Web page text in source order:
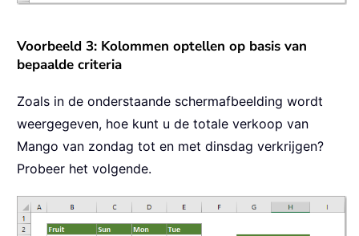
Voorbeeld 3: Kolommen optellen op basis van
bepaalde criteria
Zoals in de onderstaande schermafbeelding wordt
weergegeven, hoe kunt u de totale verkoop van
Mango van zondag tot en met dinsdag verkrijgen?
Probeer het volgende.